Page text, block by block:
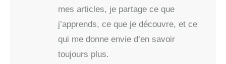
mes articles, je partage ce que
j’apprends, ce que je découvre, et ce
qui me donne envie d’en savoir
toujours plus.